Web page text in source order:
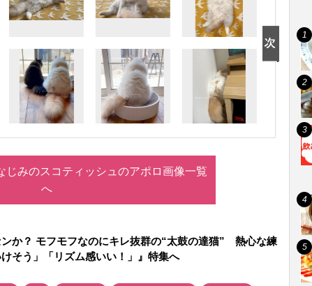
じみのスコティッシュのアポロ画像一覧
へ
か？ モフモフなのにキレ抜群の“太鼓の達猫” 熱心な練
そう」「リズム感いい！」』特集へ